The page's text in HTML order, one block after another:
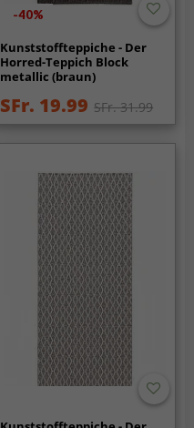
-40%
Kunststoffteppiche - Der
Horred-Teppich Block
metallic (braun)
SFr. 19.99 SFr. 31.99